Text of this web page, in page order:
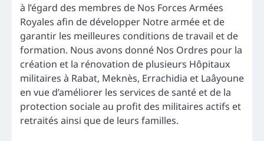
à l’égard des membres de Nos Forces Armées
Royales afin de développer Notre armée et de
garantir les meilleures conditions de travail et de
formation. Nous avons donné Nos Ordres pour la
création et la rénovation de plusieurs Hôpitaux
militaires à Rabat, Meknès, Errachidia et Laâyoune
en vue d’améliorer les services de santé et de la
protection sociale au profit des militaires actifs et
retraités ainsi que de leurs familles.